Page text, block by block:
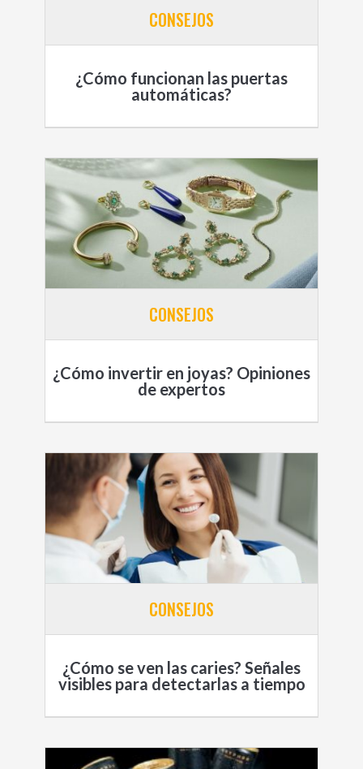
CONSEJOS
¿Cómo funcionan las puertas
automáticas?
CONSEJOS
¿Cómo invertir en joyas? Opiniones
de expertos
CONSEJOS
¿Cómo se ven las caries? Señales
visibles para detectarlas a tiempo